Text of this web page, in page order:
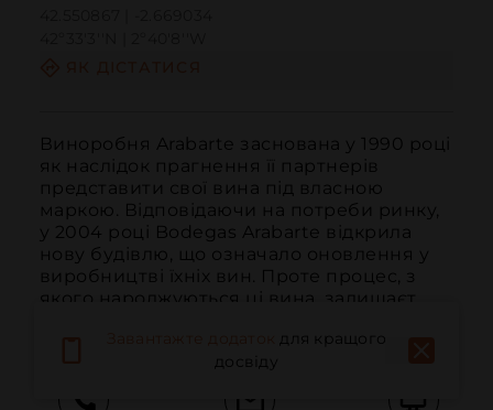
Виноробня Arabarte заснована у 1990 році
як наслідок прагнення її партнерів
представити свої вина під власною
маркою. Відповідаючи на потреби ринку,
у 2004 році Bodegas Arabarte відкрила
нову будівлю, що означало оновлення у
виробництві їхніх вин. Проте процес, з
якого народжуються ці вина, залишаєт...
для кращого
досвіду